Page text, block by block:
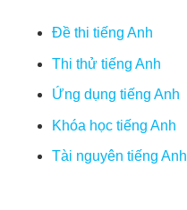
Đề thi tiếng Anh
Thi thử tiếng Anh
Ứng dụng tiếng Anh
Khóa học tiếng Anh
Tài nguyên tiếng Anh